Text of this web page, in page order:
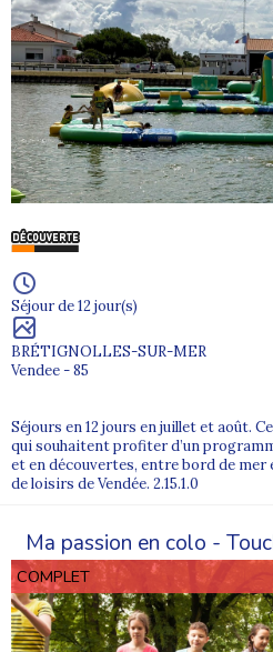
Séjour de 12 jour(s)
BRÉTIGNOLLES-SUR-MER
Vendee - 85
Séjours en 12 jours en juillet et août.
qui souhaitent profiter d’un
et en découvertes, entre bord de
de loisirs de Vendée. 2.15.1.0
Ma passion en colo -
COMPLET